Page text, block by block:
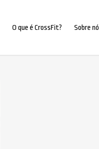
O que é CrossFit? Sobre